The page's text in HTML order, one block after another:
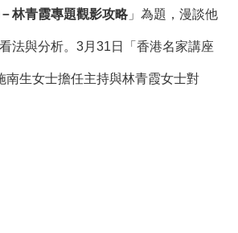
林青霞專題觀影攻略 」為題，漫談他
法與分析。3月31日「香港名家講座
南生女士擔任主持與林青霞女士對